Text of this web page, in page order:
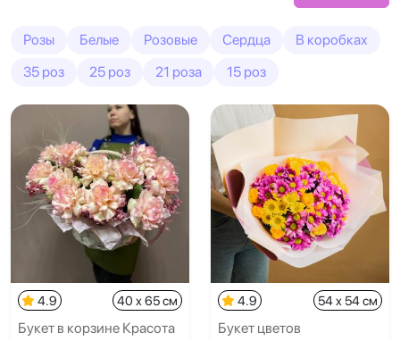
Розы Белые Розовые Сердца
В коробках
35 роз
25 роз 21 роза 15 роз
4.9 40 x 65 см
Букет в корзине Красота
4.9 54 x 54 см
Букет цветов